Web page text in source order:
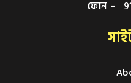
ফোন –